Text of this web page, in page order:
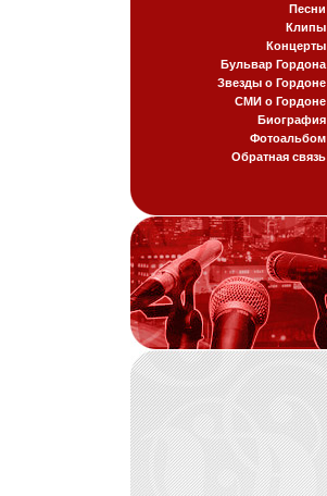
Песни
Клипы
Концерты
Бульвар Гордона
Звезды о Гордоне
СМИ о Гордоне
Биография
Фотоальбом
Обратная связь